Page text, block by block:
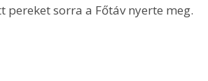
pereket sorra a Főtáv nyerte meg.